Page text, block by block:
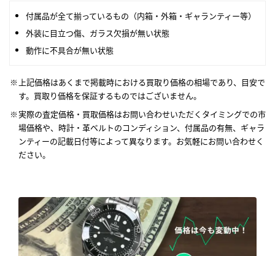
付属品が全て揃っているもの（内箱・外箱・ギャランティー等）
外装に目立つ傷、ガラス欠損が無い状態
動作に不具合が無い状態
上記価格はあくまで掲載時における買取り価格の相場であり、目安で
す。買取り価格を保証するものではございません。
実際の査定価格・買取価格はお問い合わせいただくタイミングでの市
場価格や、時計・革ベルトのコンディション、付属品の有無、ギャラ
ンティーの記載日付等によって異なります。お気軽にお問い合わせく
ださい。